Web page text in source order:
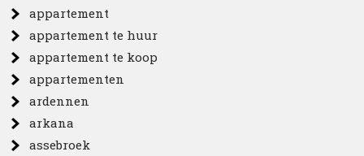
appartement
appartement te huur
appartement te koop
appartementen
ardennen
arkana
assebroek